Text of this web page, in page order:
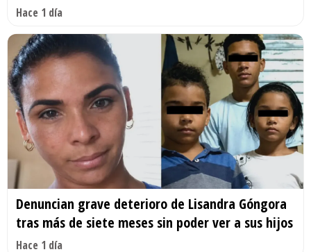
Hace 1 día
Denuncian grave deterioro de Lisandra Góngora
tras más de siete meses sin poder ver a sus hijos
Hace 1 día